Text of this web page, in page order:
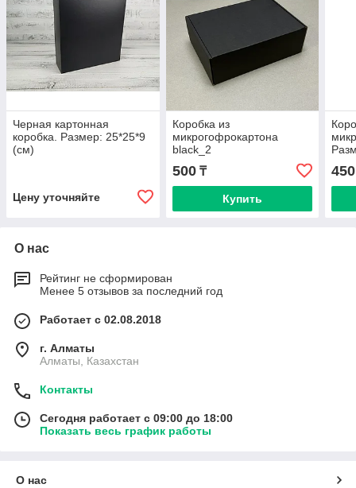
Черная картонная
коробка. Размер: 25*25*9
(см)
Цену уточняйте
Коробка из
микрогофрокартона
black_2
500₸
Купить
450
О нас
Рейтинг не сформирован
Менее 5 отзывов за последний год
Работает с 02.08.2018
г. Алматы
Алматы, Казахстан
Контакты
Сегодня работает с 09:00 до 18:00
Показать весь график работы
О нас